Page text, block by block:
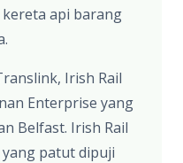
api barang
Irish Rail
Enterprise yang
Belfast. Irish Rail
patut dipuji